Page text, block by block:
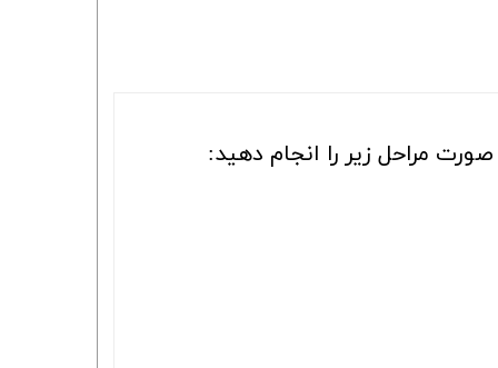
مراحل زیر را انجام دهید: